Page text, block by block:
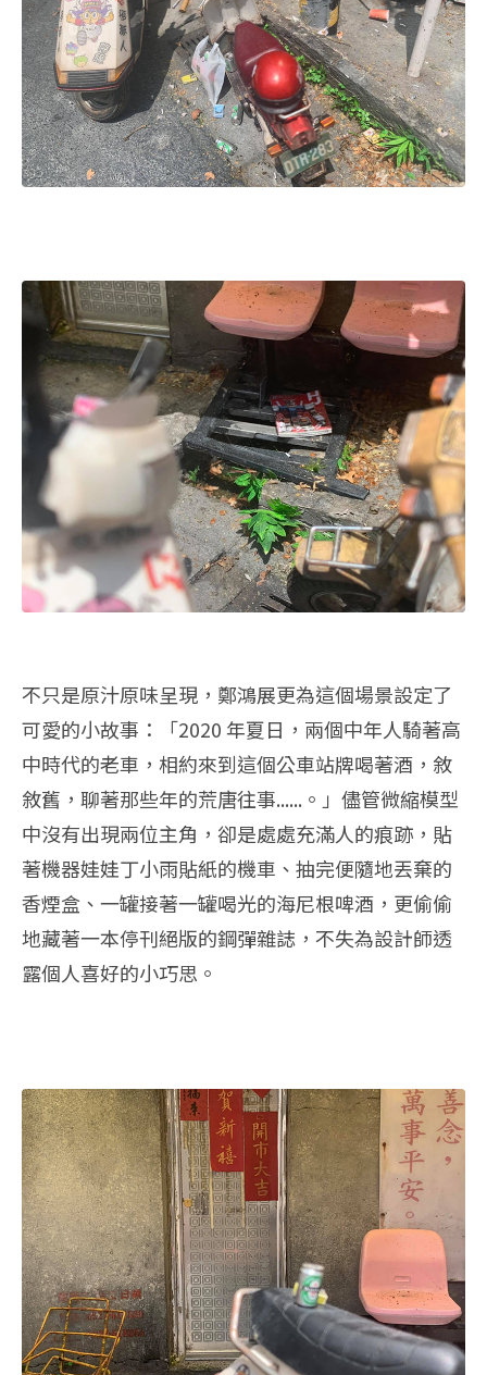
不只是原汁原味呈現，鄭鴻展更為這個場景設定了
可愛的小故事：「2020 年夏日，兩個中年人騎著高
中時代的老車，相約來到這個公車站牌喝著酒，敘
敘舊，聊著那些年的荒唐往事......。」儘管微縮模型
中沒有出現兩位主角，卻是處處充滿人的痕跡，貼
著機器娃娃丁小雨貼紙的機車、抽完便隨地丟棄的
香煙盒、一罐接著一罐喝光的海尼根啤酒，更偷偷
地藏著一本停刊絕版的鋼彈雜誌，不失為設計師透
露個人喜好的小巧思。